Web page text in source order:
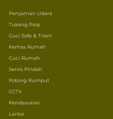
Penyaman Udara
Tukang Paip
Cuci Sofa & Tilam
Kemas Rumah
Cuci Rumah
Servis Pindah
Potong Rumput
CCTV
Pendawaian
Lantai